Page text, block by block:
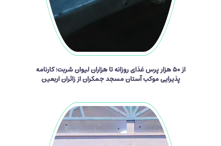
از ۵۰ هزار پرس غذای روزانه تا هزاران لیوان شربت؛ کارنامه
پذیرایی موکب آستان مسجد جمکران از زائران اربعین